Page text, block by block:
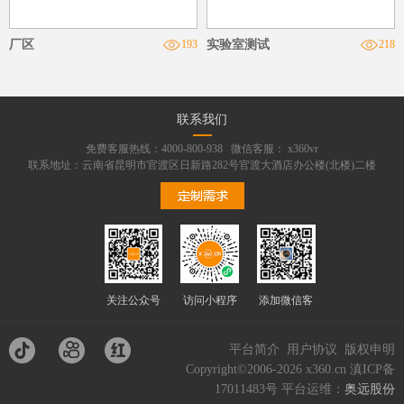
厂区 193 实验室测试 218
联系我们
免费客服热线：4000-800-938 微信客服： x360vr
联系地址：云南省昆明市官渡区日新路282号官渡大酒店办公楼(北楼)二楼
关注公众号 访问小程序 添加微信客
平台简介 用户协议
版权申明
Copyright©2006-2026 x360.cn 滇ICP备
17011483号 平台运维： 奥远股份